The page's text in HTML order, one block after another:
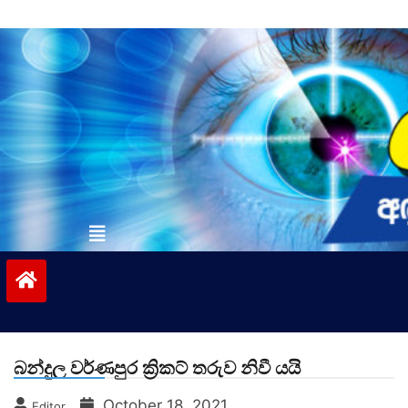
to
contentvinivida.lk
බන්දුල වර්ණපුර ක්‍රිකට් තරුව නිවී යයි